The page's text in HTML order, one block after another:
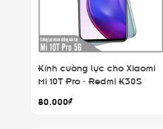
Kính cường lực cho Xiaomi
Mi 10T Pro - Redmi K30S
80.000₫